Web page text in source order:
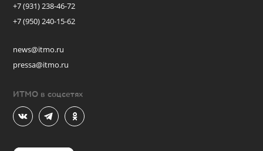
+7 (931) 238-46-72
+7 (950) 240-15-62
news@itmo.ru
pressa@itmo.ru
ИТМО в соцсетях